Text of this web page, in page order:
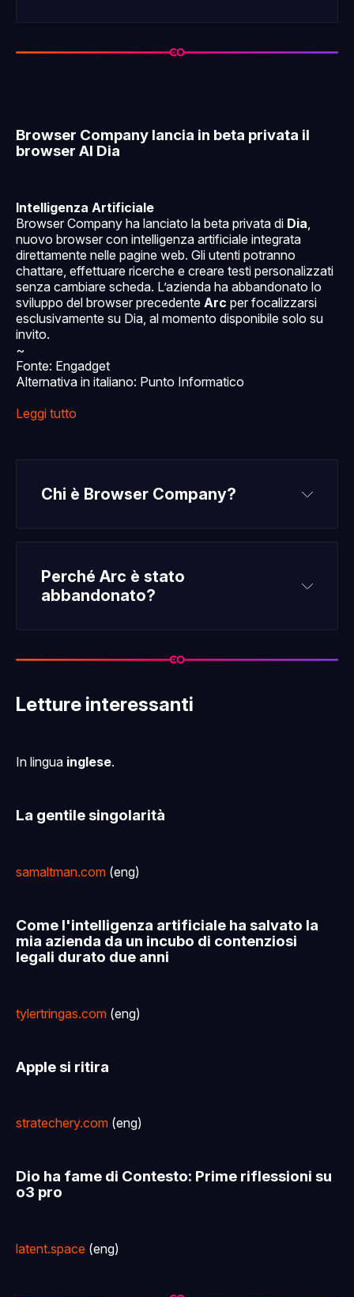
Browser Company lancia in beta privata il
browser AI Dia
Intelligenza Artificiale
Browser Company ha lanciato la beta privata di Dia,
nuovo browser con intelligenza artificiale integrata
direttamente nelle pagine web. Gli utenti potranno
chattare, effettuare ricerche e creare testi personalizzati
senza cambiare scheda. L’azienda ha abbandonato lo
sviluppo del browser precedente Arc per focalizzarsi
esclusivamente su Dia, al momento disponibile solo su
invito.
~
Fonte: Engadget
Alternativa in italiano: Punto Informatico
Leggi tutto
Chi è Browser Company?
Perché Arc è stato
abbandonato?
troppo diverso e
sicurezza
Letture interessanti
In lingua inglese.
La gentile singolarità
samaltman.com (eng)
Come l'intelligenza artificiale ha salvato la
mia azienda da un incubo di contenziosi
legali durato due anni
tylertringas.com (eng)
Apple si ritira
stratechery.com (eng)
Dio ha fame di Contesto: Prime riflessioni su
o3 pro
latent.space (eng)